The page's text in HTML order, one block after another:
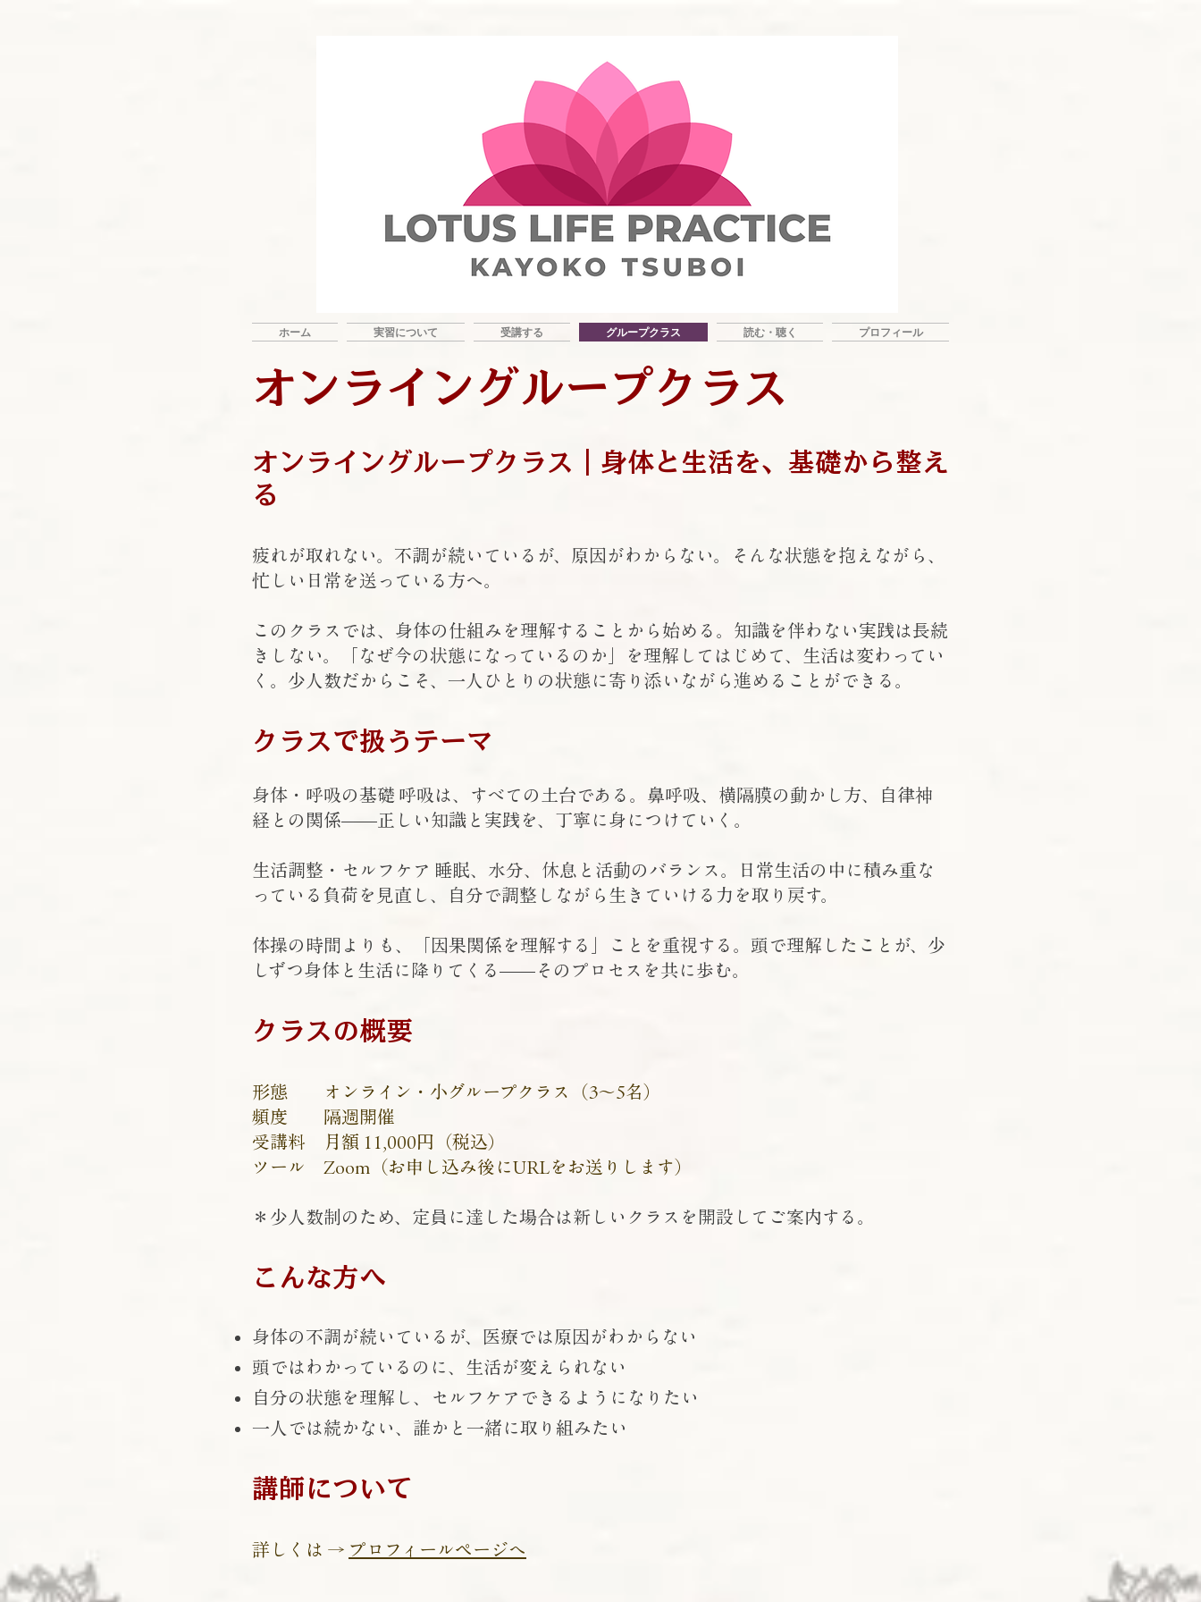
ホーム 実習について 受講する グループクラス 読む・聴く プロフィール
オンライングループクラス
オンライングループクラス｜身体と生活を、基礎から整え
る
疲れが取れない。不調が続いているが、原因がわからない。そんな状態を抱えながら、
忙しい日常を送っている方へ。
このクラスでは、身体の仕組みを理解することから始める。知識を伴わない実践は長続
きしない。「なぜ今の状態になっているのか」を理解してはじめて、生活は変わってい
く。少人数だからこそ、一人ひとりの状態に寄り添いながら進めることができる。
クラスで扱うテーマ
身体・呼吸の基礎 呼吸は、すべての土台である。鼻呼吸、横隔膜の動かし方、自律神
経との関係——正しい知識と実践を、丁寧に身につけていく。
生活調整・セルフケア 睡眠、水分、休息と活動のバランス。日常生活の中に積み重な
っている負荷を見直し、自分で調整しながら生きていける力を取り戻す。
体操の時間よりも、「因果関係を理解する」ことを重視する。頭で理解したことが、少
しずつ身体と生活に降りてくる——そのプロセスを共に歩む。
クラスの概要
形態 オンライン・小グループクラス（3〜5名）
頻度 隔週開催
受講料 月額 11,000円（税込）
ツール Zoom（お申し込み後にURLをお送りします）
＊少人数制のため、定員に達した場合は新しいクラスを開設してご案内する。
こんな方へ
身体の不調が続いているが、医療では原因がわからない
頭ではわかっているのに、生活が変えられない
自分の状態を理解し、セルフケアできるようになりたい
一人では続かない、誰かと一緒に取り組みたい
講師について
詳しくは → プロフィールページへ